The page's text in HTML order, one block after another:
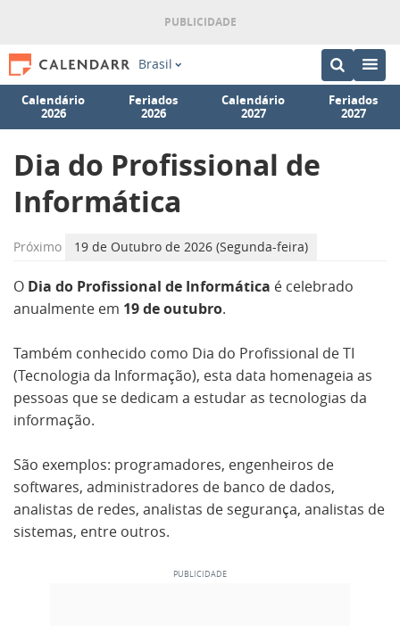
Brasil
Calendário
2026
Feriados
2026
Calendário
2027
Feriados
2027
Dia do Profissional de
Informática
Próximo 19 de Outubro de 2026 (Segunda-feira)
O Dia do Profissional de Informática é celebrado
anualmente em 19 de outubro.
Também conhecido como Dia do Profissional de TI
(Tecnologia da Informação), esta data homenageia as
pessoas que se dedicam a estudar as tecnologias da
informação.
São exemplos: programadores, engenheiros de
softwares, administradores de banco de dados,
analistas de redes, analistas de segurança, analistas de
sistemas, entre outros.